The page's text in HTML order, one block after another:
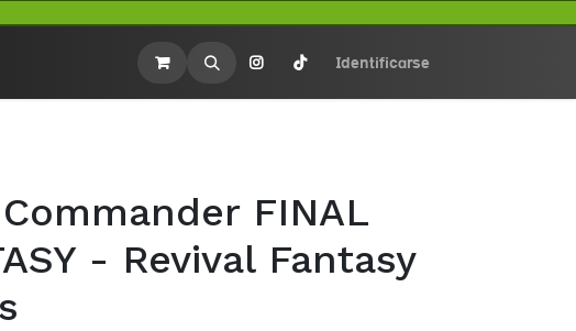
Merchandasing Identificarse
Commander FINAL
- Revival Fantasy